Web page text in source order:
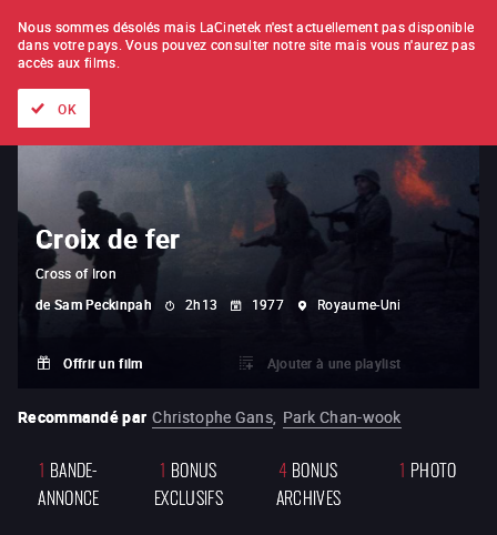
À L'UNITÉ ABONNEMENT
Croix de fer
Cross of Iron
de Sam Peckinpah 2h13 1977 Royaume-Uni
Offrir un film Ajouter à une playlist
Recommandé par Christophe Gans, Park Chan-wook
1 BANDE-
ANNONCE
1 BONUS
EXCLUSIFS
4 BONUS
ARCHIVES
1 PHOTO
Nous sommes désolés mais LaCinetek n'est actuellement pas disponible
dans votre pays. Vous pouvez consulter notre site mais vous n'aurez pas
accès aux films.
OK